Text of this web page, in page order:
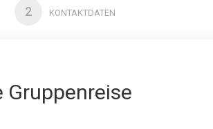
2 KONTAKTDATEN
Gruppenreise